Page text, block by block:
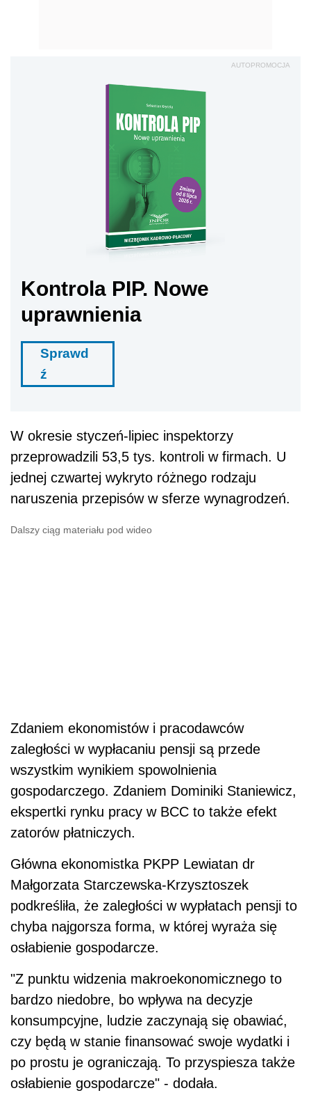
AUTOPROMOCJA
Kontrola PIP. Nowe
uprawnienia
Sprawd
ź
W okresie styczeń-lipiec inspektorzy
przeprowadzili 53,5 tys. kontroli w firmach. U
jednej czwartej wykryto różnego rodzaju
naruszenia przepisów w sferze wynagrodzeń.
Dalszy ciąg materiału pod wideo
Zdaniem ekonomistów i pracodawców
zaległości w wypłacaniu pensji są przede
wszystkim wynikiem spowolnienia
gospodarczego. Zdaniem Dominiki Staniewicz,
ekspertki rynku pracy w BCC to także efekt
zatorów płatniczych.
Główna ekonomistka PKPP Lewiatan dr
Małgorzata Starczewska-Krzysztoszek
podkreśliła, że zaległości w wypłatach pensji to
chyba najgorsza forma, w której wyraża się
osłabienie gospodarcze.
"Z punktu widzenia makroekonomicznego to
bardzo niedobre, bo wpływa na decyzje
konsumpcyjne, ludzie zaczynają się obawiać,
czy będą w stanie finansować swoje wydatki i
po prostu je ograniczają. To przyspiesza także
osłabienie gospodarcze" - dodała.